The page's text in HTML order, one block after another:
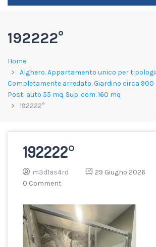
192222°
Home
Alghero. Appartamento unico per
Completamente arredato. Giardino circa 900
Posti auto 55 mq. Sup. com. 160 mq
192222°
192222°
m3d1as4rd
29 Giugno 2026
0 Comment